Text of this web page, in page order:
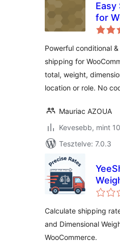
Easy
for
Powerful conditional
shipping for
total, weight,
location or role. No
Mauriac AZOUA
Kevesebb, mint
Tesztelve: 7.0.3
Calculate shipping
and Dimensional
WooCommerce.